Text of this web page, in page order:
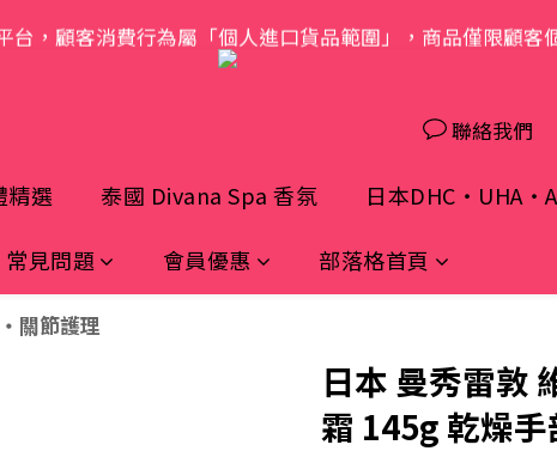
歡迎光臨 S.A.W
台，顧客消費行為屬「個人進口貨品範圍」，商品僅限顧客
歡迎光臨 S.A.W
聯絡我們
精選 泰國 Divana Spa 香氛 日本DHC・UHA・
常見問題 會員優惠 部落格首頁
關節護理
日本 曼秀雷敦
霜 145g 乾燥